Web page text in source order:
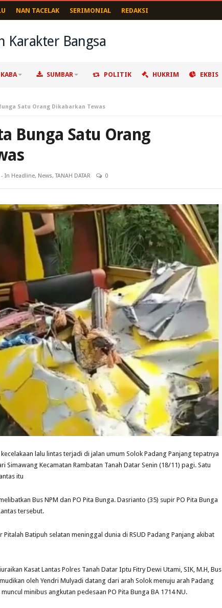
NAN TACELAK SERIMONIAL REDAKSI
KABA SUMBAR POLITIK HUKRIM EKBIS
Satu Orang Dikabarkan Tewas
Bunga Satu Orang
- In Headline, News,TANAH DATAR 0
lalu lintas terjadi di jalan umum Solok Padang Panjang tepatnya
Simawang Kecamatan Rambatan Tanah Datar Senin (18/11) pagi. Satu
itu
Bus NPM dan PO Pita Bunga. Dasrianto (35) supir PO Pita Bunga
tersebut.
Batipuh selatan meninggal dunia di RSUD Padang Panjang akibat
Kasat Lantas Polres Tanah Datar Iptu Fitry Dewi Utami, SIK, M.H, Bus
oleh Yendri Mulyadi datang dari arah Solok menuju arah Padang
minibus angkutan pedesaan PO Pita Bunga BA 1714 NU.